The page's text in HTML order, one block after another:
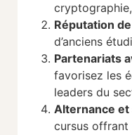
Réputation de
d’anciens
Partenariats
favorisez les
leaders du
Alternance et
cursus offrant